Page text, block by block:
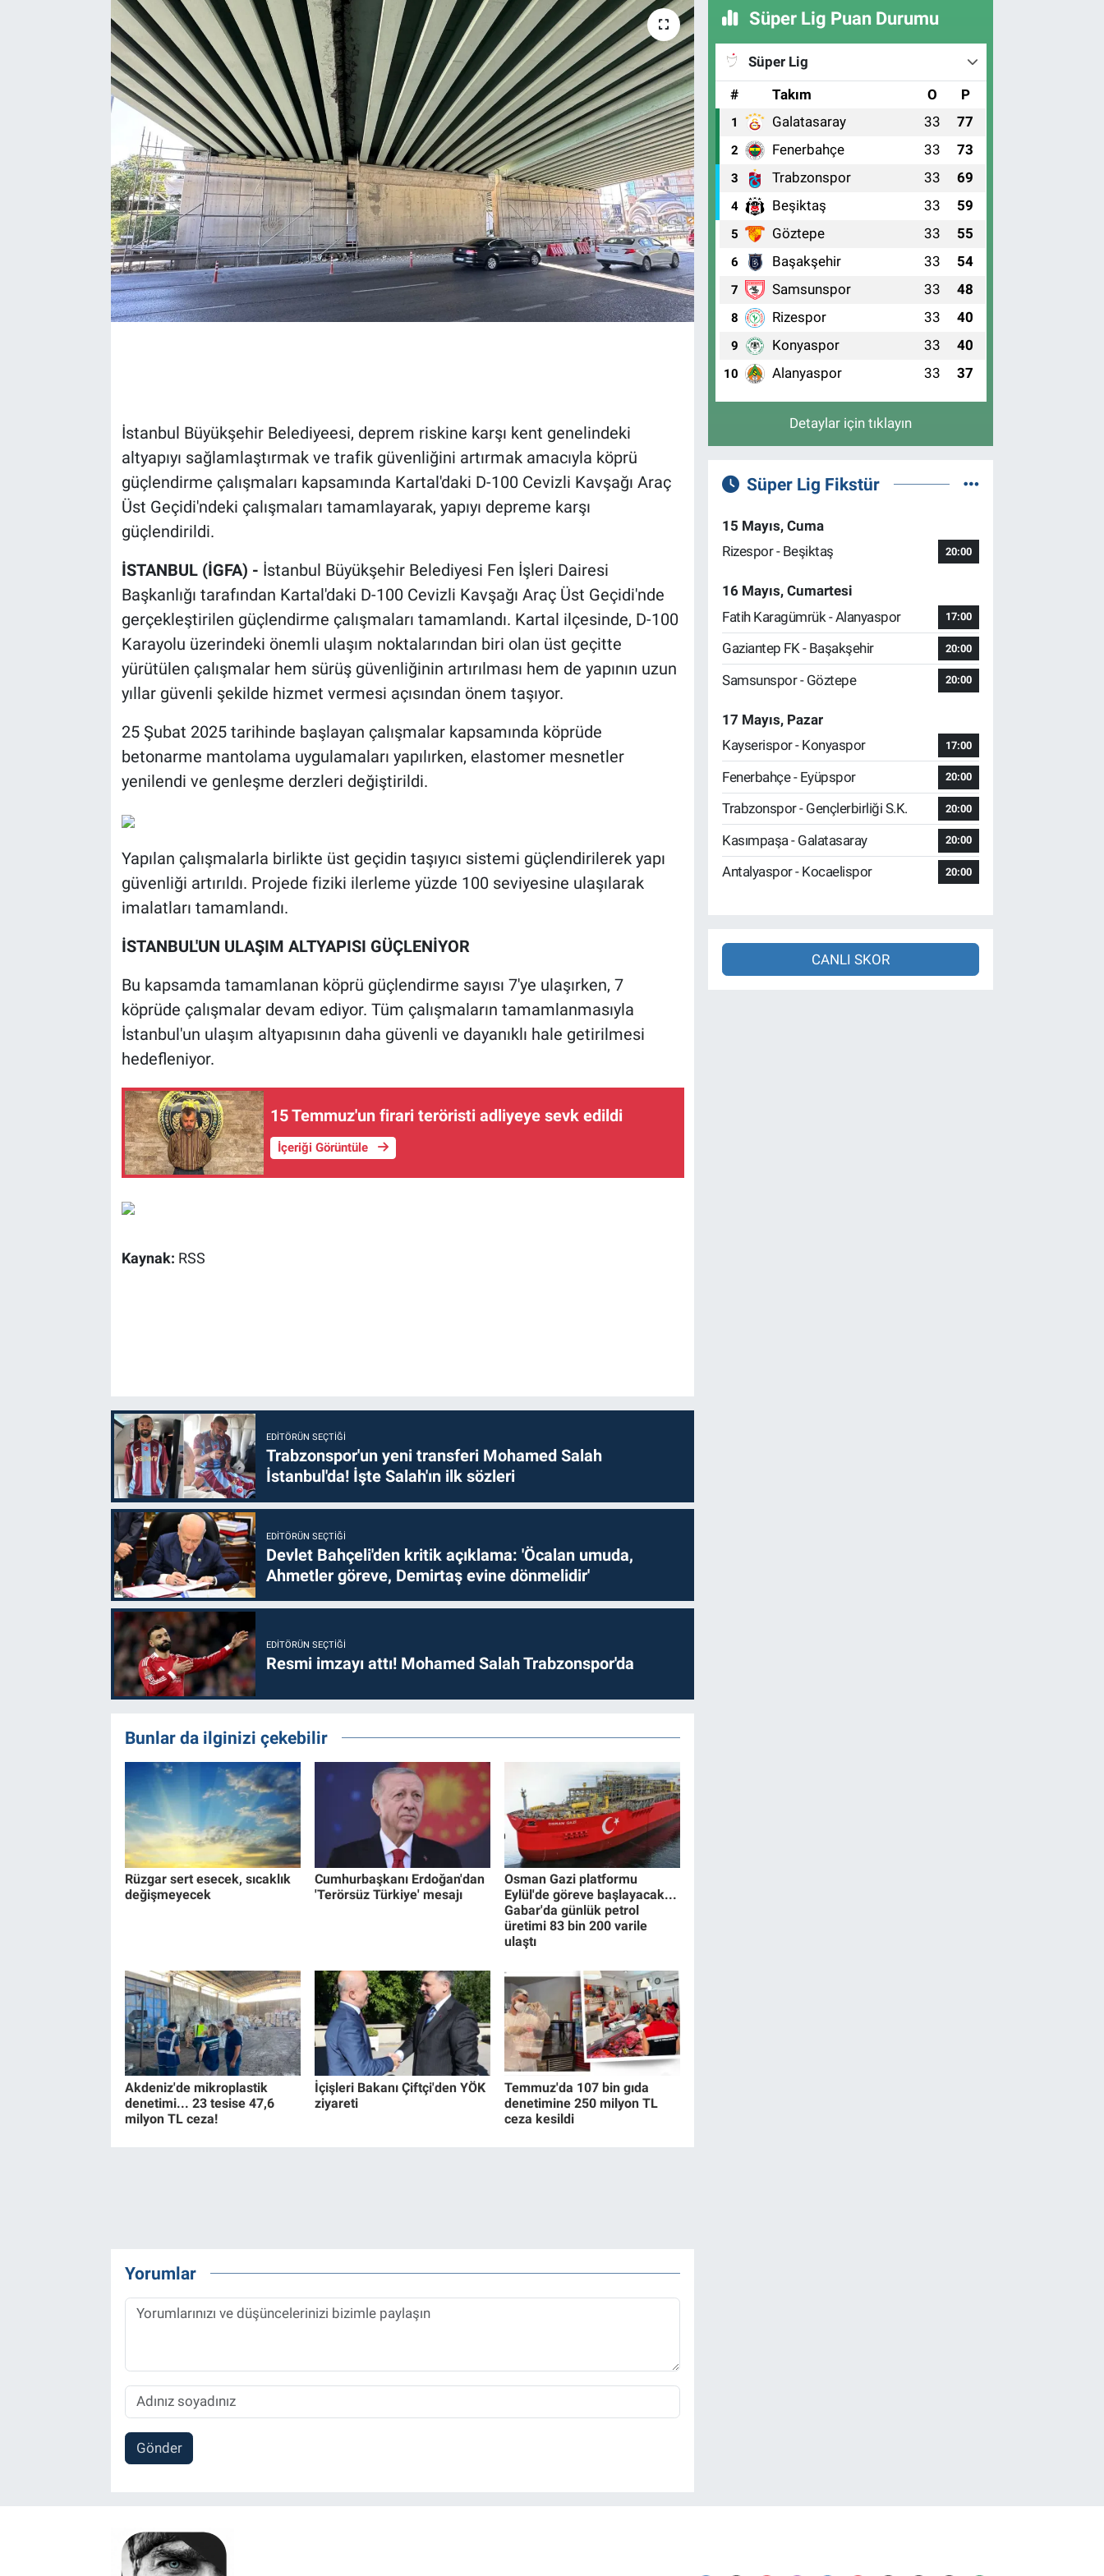
İstanbul Büyükşehir Belediyeesi, deprem riskine karşı kent genelindeki
altyapıyı sağlamlaştırmak ve trafik güvenliğini artırmak amacıyla köprü
güçlendirme çalışmaları kapsamında Kartal'daki D-100 Cevizli Kavşağı Araç
Üst Geçidi'ndeki çalışmaları tamamlayarak, yapıyı depreme karşı
güçlendirildi.
İSTANBUL (İGFA) - İstanbul Büyükşehir Belediyesi Fen İşleri Dairesi
Başkanlığı tarafından Kartal'daki D-100 Cevizli Kavşağı Araç Üst Geçidi'nde
gerçekleştirilen güçlendirme çalışmaları tamamlandı. Kartal ilçesinde, D-100
Karayolu üzerindeki önemli ulaşım noktalarından biri olan üst geçitte
yürütülen çalışmalar hem sürüş güvenliğinin artırılması hem de yapının uzun
yıllar güvenli şekilde hizmet vermesi açısından önem taşıyor.
25 Şubat 2025 tarihinde başlayan çalışmalar kapsamında köprüde
betonarme mantolama uygulamaları yapılırken, elastomer mesnetler
yenilendi ve genleşme derzleri değiştirildi.
Yapılan çalışmalarla birlikte üst geçidin taşıyıcı sistemi güçlendirilerek yapı
güvenliği artırıldı. Projede fiziki ilerleme yüzde 100 seviyesine ulaşılarak
imalatları tamamlandı.
İSTANBUL'UN ULAŞIM ALTYAPISI GÜÇLENİYOR
Bu kapsamda tamamlanan köprü güçlendirme sayısı 7'ye ulaşırken, 7
köprüde çalışmalar devam ediyor. Tüm çalışmaların tamamlanmasıyla
İstanbul'un ulaşım altyapısının daha güvenli ve dayanıklı hale getirilmesi
hedefleniyor.
15 Temmuz'un firari teröristi adliyeye sevk edildi
İçeriği Görüntüle
Kaynak: RSS
EDITÖRÜN SEÇTIĞI
Trabzonspor'un yeni transferi Mohamed Salah
İstanbul'da! İşte Salah'ın ilk sözleri
EDITÖRÜN SEÇTIĞI
Devlet Bahçeli'den kritik açıklama: 'Öcalan umuda,
Ahmetler göreve, Demirtaş evine dönmelidir'
EDITÖRÜN SEÇTIĞI
Resmi imzayı attı! Mohamed Salah Trabzonspor'da
Bunlar da ilginizi çekebilir
Rüzgar sert esecek, sıcaklık
değişmeyecek
Cumhurbaşkanı Erdoğan'dan
'Terörsüz Türkiye' mesajı
Osman Gazi platformu
Eylül'de göreve başlayacak...
Gabar'da günlük petrol
üretimi 83 bin 200 varile
ulaştı
Akdeniz'de mikroplastik
denetimi... 23 tesise 47,6
milyon TL ceza!
İçişleri Bakanı Çiftçi'den YÖK
ziyareti
Temmuz'da 107 bin gıda
denetimine 250 milyon TL
ceza kesildi
Yorumlar
Gönder
Süper Lig Puan Durumu
Süper Lig
#
Takım O P
1 Galatasaray 33 77
2 Fenerbahçe 33 73
3 Trabzonspor 33 69
4 Beşiktaş 33 59
5 Göztepe 33 55
6 Başakşehir 33 54
7 Samsunspor 33 48
8 Rizespor 33 40
9 Konyaspor 33 40
10 Alanyaspor 33 37
Detaylar için tıklayın
Süper Lig Fikstür
15 Mayıs, Cuma
Rizespor - Beşiktaş
20:00
16 Mayıs, Cumartesi
Fatih Karagümrük - Alanyaspor
17:00
Gaziantep FK - Başakşehir 20:00
Samsunspor - Göztepe 20:00
17 Mayıs, Pazar
Kayserispor - Konyaspor
17:00
Fenerbahçe - Eyüpspor 20:00
Trabzonspor - Gençlerbirliği S.K. 20:00
Kasımpaşa - Galatasaray 20:00
Antalyaspor - Kocaelispor 20:00
CANLI SKOR